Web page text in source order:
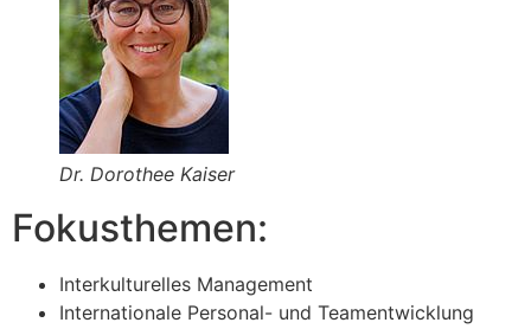
Dr. Dorothee Kaiser
Fokusthemen:
Interkulturelles Management
Internationale Personal- und Teamentwicklung